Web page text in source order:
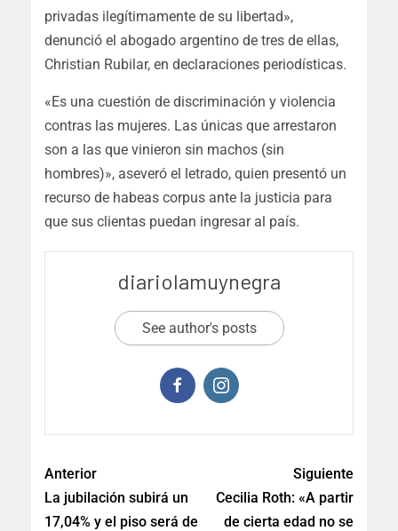
privadas ilegítimamente de su libertad»,
denunció el abogado argentino de tres de ellas,
Christian Rubilar, en declaraciones periodísticas.
«Es una cuestión de discriminación y violencia
contras las mujeres. Las únicas que arrestaron
son a las que vinieron sin machos (sin
hombres)», aseveró el letrado, quien presentó un
recurso de habeas corpus ante la justicia para
que sus clientas puedan ingresar al país.
diariolamuynegra
See author's posts
Anterior
La jubilación subirá un
17,04% y el piso será de
Siguiente
Cecilia Roth: «A partir
de cierta edad no se